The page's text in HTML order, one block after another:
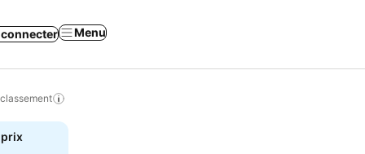
connecter Menu
prix